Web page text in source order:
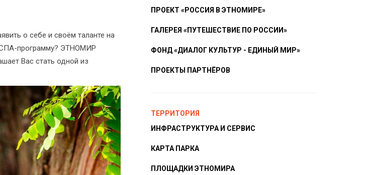
о себе и своём таланте на
СПА-программу? ЭТНОМИР
Вас стать одной из
ПРОЕКТ «РОССИЯ В ЭТНОМИРЕ»
ГАЛЕРЕЯ «ПУТЕШЕСТВИЕ ПО РОССИИ»
ФОНД «ДИАЛОГ КУЛЬТУР - ЕДИНЫЙ МИР»
ПРОЕКТЫ ПАРТНЁРОВ
ТЕРРИТОРИЯ
ИНФРАСТРУКТУРА И СЕРВИС
КАРТА ПАРКА
ПЛОЩАДКИ ЭТНОМИРА